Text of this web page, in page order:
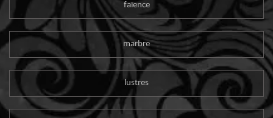
faïence
marbre
lustres